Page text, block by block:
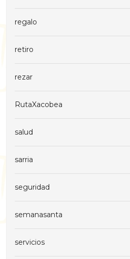
regalo
retiro
rezar
RutaXacobea
salud
sarria
seguridad
semanasanta
servicios